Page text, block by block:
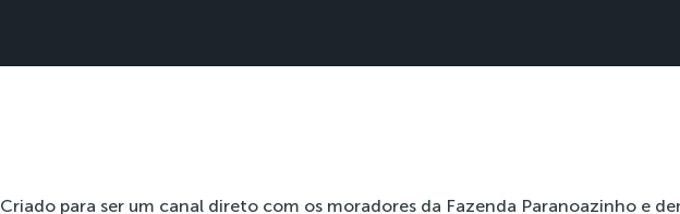
Criado para ser um canal direto com os moradores da Fazenda Paranoazinho e